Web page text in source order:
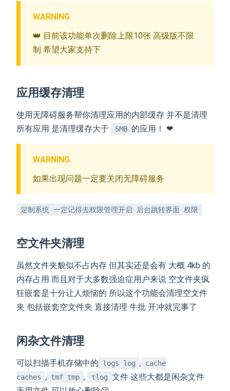
WARNING
👑 目前该功能单次删除上限10张 高级版不限
制 希望大家支持下
应用缓存清理
使用无障碍服务帮你清理应用的内部缓存 并不是清理
所有应用 是清理缓存大于
5MB 的应用！ ❤
WARNING
如果出现问题一定要关闭无障碍服务
定制系统 一定记得去权限管理开启 后台跳转界面 权限
空文件夹清理
虽然文件夹貌似不占内存 但其实还是会有 大概 4kb 的
内存占用 而且对于大多数强迫症用户来说 空文件夹疯
狂嵌套是十分让人烦恼的 所以这个功能会清理空文件
夹 包括嵌套空文件夹 直接清理 牛批 开冲就完事了
闲杂文件清理
可以扫描手机存储中的 logs log , cache
caches , tmf tmp , tlog 文件 这些大都是闲杂文件